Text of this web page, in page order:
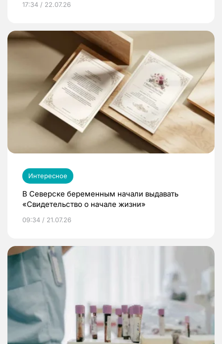
17:34 / 22.07.26
Интересное
В Северске беременным начали выдавать
«Свидетельство о начале жизни»
09:34 / 21.07.26